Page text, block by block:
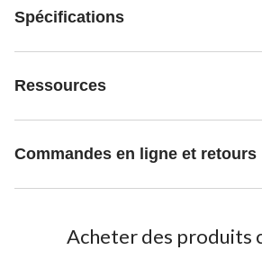
Spécifications
Ressources
Commandes en ligne et retours
Acheter des produits